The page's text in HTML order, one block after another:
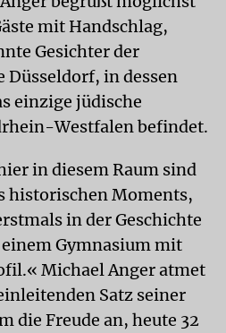
mit Handschlag,
Gesichter der
Düsseldorf, in dessen
einzige jüdische
Westfalen befindet.
in diesem Raum sind
historischen Moments,
in der Geschichte
einem Gymnasium mit
Michael Anger atmet
Satz seiner
die Freude an, heute 32